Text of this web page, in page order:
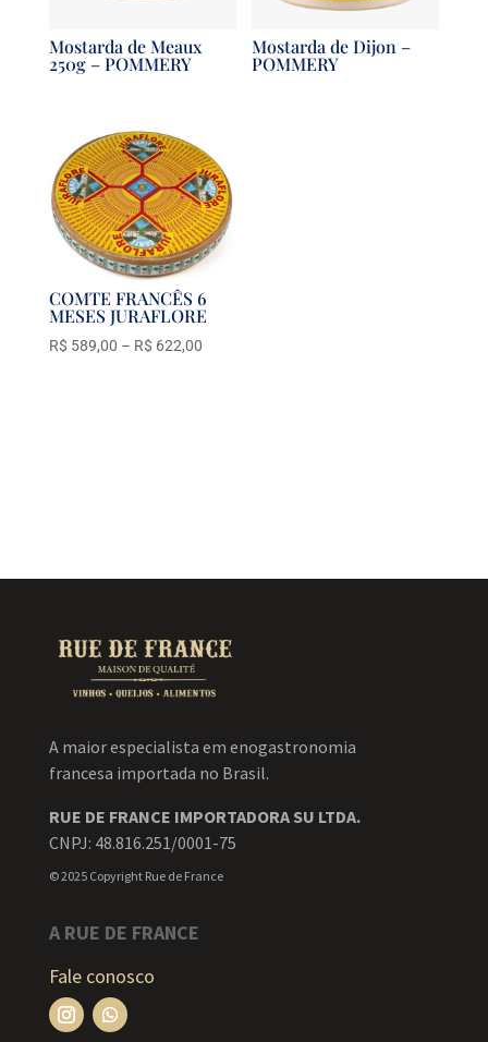
Mostarda de Meaux
250g – POMMERY
Mostarda de Dijon –
POMMERY
COMTE FRANCÊS 6
MESES JURAFLORE
R$ 589,00 – R$ 622,00Price
A maior especialista em enogastronomia
francesa importada no Brasil.
RUE DE FRANCE IMPORTADORA SU LTDA.
CNPJ: 48.816.251/0001-75
© 2025 Copyright Rue de France
A RUE DE FRANCE
Fale conosco